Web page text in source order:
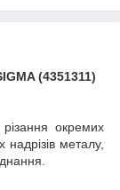
(4351311)
окремих
металу,